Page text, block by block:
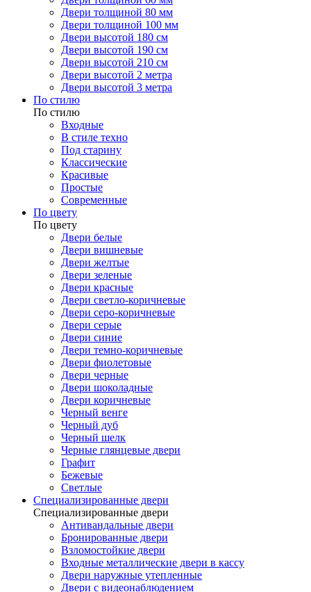
Двери толщиной 80 мм
Двери толщиной 100 мм
Двери высотой 180 см
Двери высотой 190 см
Двери высотой 210 см
Двери высотой 2 метра
Двери высотой 3 метра
По стилю
По стилю
Входные
В стиле техно
Под старину
Классические
Красивые
Простые
Современные
По цвету
По цвету
Двери белые
Двери вишневые
Двери желтые
Двери зеленые
Двери красные
Двери светло-коричневые
Двери серо-коричневые
Двери серые
Двери синие
Двери темно-коричневые
Двери фиолетовые
Двери черные
Двери шоколадные
Двери коричневые
Черный венге
Черный дуб
Черный шелк
Черные глянцевые двери
Графит
Бежевые
Светлые
Специализированные двери
Специализированные двери
Антивандальные двери
Бронированные двери
Взломостойкие двери
Входные металлические двери в кассу
Двери наружные утепленные
Двери с видеонаблюдением